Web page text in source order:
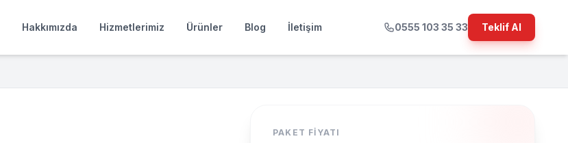
Hakkımızda Hizmetlerimiz Ürünler Blog İletişim 0555 103 35 33 Teklif Al
PAKET FIYATI